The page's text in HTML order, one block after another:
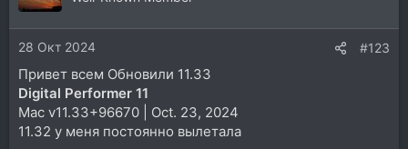
и
и
:28 Окт 2024 #123
Привет всем Обновили 11.33
Digital Performer 11
Mac v11.33+96670 | Oct. 23, 2024
11.32 у меня постоянно вылетала